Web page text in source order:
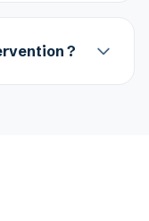
?